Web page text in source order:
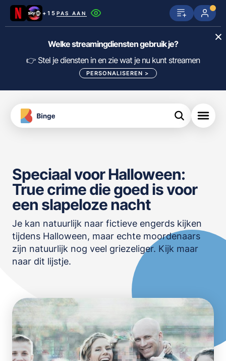
+15 PAS AAN
Netflix SkyShowtime Prime Video
Disney+ Videoland HBO Max
Viaplay Apple TV
meJane Canal+
FILTER FILMS EN SERIES OP MIJN
ALLES/NIETS SELECTEREN
OPSLAAN
Welke streamingdiensten gebruik je?
👉 Stel je diensten in en zie wat je nu kunt streamen
PERSONALISEREN >
Download
Binge
App
Speciaal voor Halloween:
True crime die goed is voor
een slapeloze nacht
Je kan natuurlijk naar fictieve engerds kijken
tijdens Halloween, maar echte moordenaars
zijn natuurlijk nog veel griezeliger. Kijk maar
naar dit lijstje.